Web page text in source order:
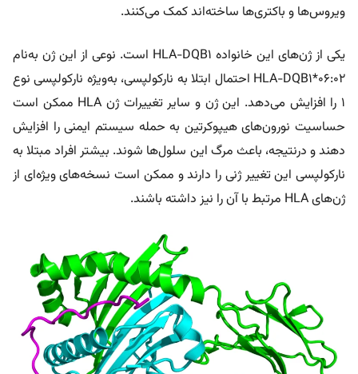
ویروس‌ها و باکتری‌ها ساخته‌اند کمک می‌کنند.
یکی از ژن‌های این خانواده HLA-DQB1 است. نوعی از این ژن به‌نام
HLA-DQB1*06:02 احتمال ابتلا به نارکولپسی، به‌ویژه نارکولپسی نوع
۱ را افزایش می‌دهد. این ژن و سایر تغییرات ژن HLA ممکن است
حساسیت نورون‌های هیپوکرتین به حمله سیستم ایمنی را افزایش
دهند و درنتیجه، باعث مرگ این سلول‌ها شوند. بیشتر افراد مبتلا به
نارکولپسی این تغییر ژنی را دارند و ممکن است نسخه‌های ویژه‌ای از
ژن‌های HLA مرتبط با آن را نیز داشته باشند.